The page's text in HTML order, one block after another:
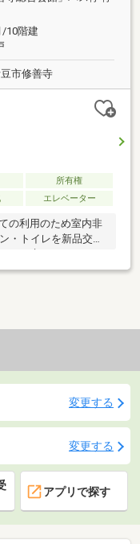
/10階建
市修善寺
所有権
エレベーター
の利用のため室内非
・トイレを新品交換
ムの床のフローリン
ーゼットの新規工事
変更する
変更する
アプリで探す